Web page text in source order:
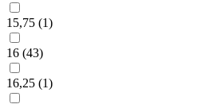
15,75 (1)
16 (43)
16,25 (1)